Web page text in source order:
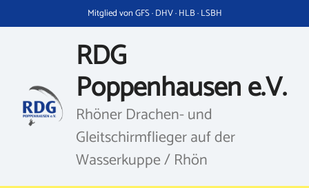
Inhalt
Mitglied von GFS · DHV · HLB · LSBH
RDG
Poppenhausen e.V.
Rhöner Drachen- und
Gleitschirmflieger auf der
Wasserkuppe / Rhön